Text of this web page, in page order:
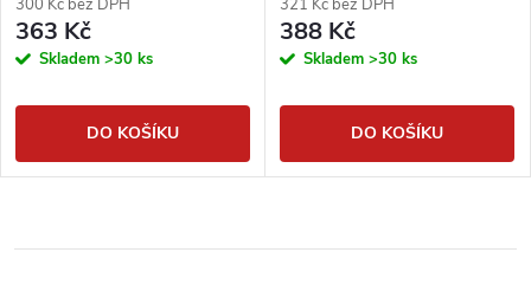
363 Kč
Skladem >30 ks
DO KOŠÍKU
388 Kč
Skladem >30 ks
DO KOŠÍKU